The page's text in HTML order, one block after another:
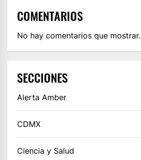
COMENTARIOS
No hay comentarios que mostrar.
SECCIONES
Alerta Amber
CDMX
Ciencia y Salud